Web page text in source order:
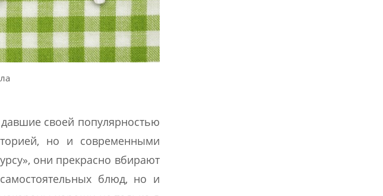
своей популярностью
но и современными
они прекрасно вбирают
блюд, но и